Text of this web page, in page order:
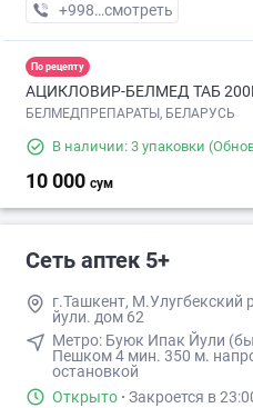
+998 (71) XXX-XX-XX
смотреть
По рецепту
АЦИКЛОВИР-БЕЛМЕД ТАБ
БЕЛМЕДПРЕПАРАТЫ, БЕЛАРУСЬ
В наличии: 3 упаковки
10 000 сум
Сеть аптек 5+
г.Ташкент, М.Улугбекский
йули. дом 62
Метро: Буюк Ипак Йули
Пешком ​4 мин. ​350 м.
остановкой
Открыто · Закроется в